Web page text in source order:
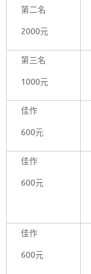
第二名
2000元
第三名
1000元
佳作
600元
佳作
600元
佳作
600元